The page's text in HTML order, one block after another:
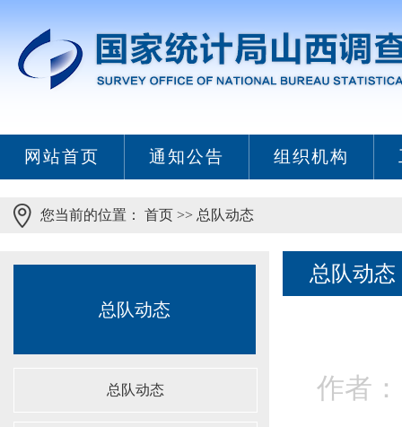
网站首页 通知公告 组织机构
您当前的位置： 首页 >> 总队动态
总队动态
总队动态
总队动态
作者